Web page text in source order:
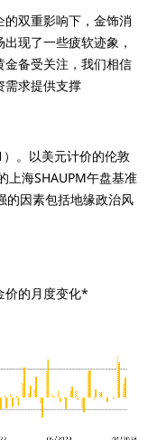
双重影响下，金饰消
现了一些疲软迹象，
备受关注，我们相信
需求提供支撑
。以美元计价的伦敦
上海SHAUPM午盘基准
的因素包括地缘政治风
价的月度变化*